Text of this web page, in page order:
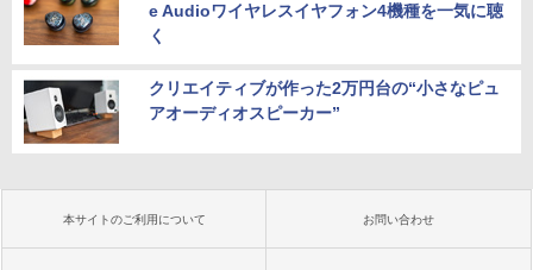
e Audioワイヤレスイヤフォン4機種を一気に聴
く
クリエイティブが作った2万円台の“小さなピュ
アオーディオスピーカー”
本サイトのご利用について お問い合わせ